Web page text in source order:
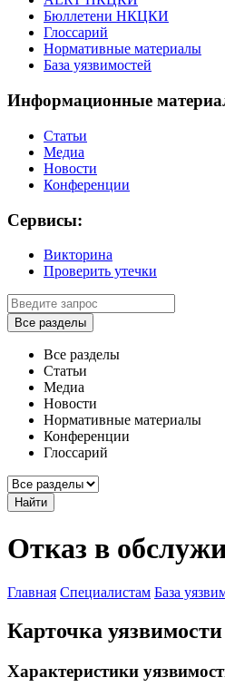
Бюллетени НКЦКИ
Глоссарий
Нормативные материалы
База уязвимостей
Информационные
Статьи
Медиа
Новости
Конференции
Сервисы:
Викторина
Проверить утечки
Все разделы
Все разделы
Статьи
Медиа
Новости
Нормативные материалы
Конференции
Глоссарий
Найти
Отказ в
Главная Специалистам База
Карточка уязвимости
Характеристики